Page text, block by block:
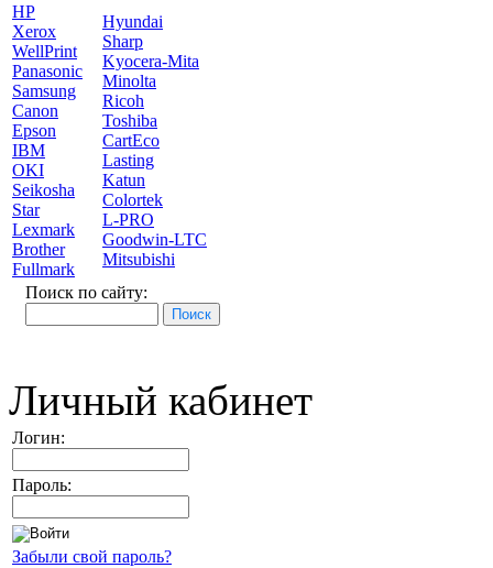
HP
Xerox
WellPrint
Panasonic
Samsung
Canon
Epson
IBM
OKI
Seikosha
Star
Lexmark
Brother
Fullmark
Hyundai
Sharp
Kyocera-Mita
Minolta
Ricoh
Toshiba
CartEco
Lasting
Katun
Colortek
L-PRO
Goodwin-LTC
Mitsubishi
Поиск по сайту:
Личный кабинет
Логин:
Пароль:
Забыли свой пароль?